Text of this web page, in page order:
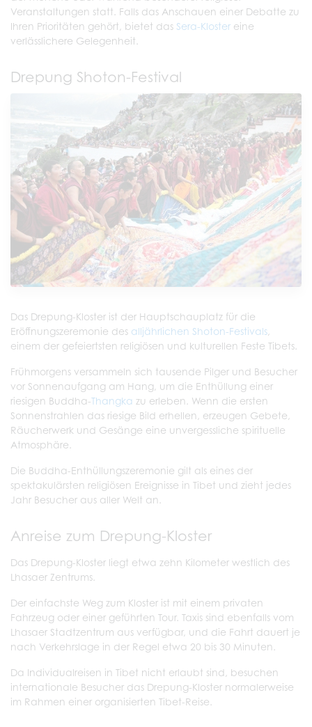
Veranstaltungen statt. Falls das Anschauen einer Debatte zu
Ihren Prioritäten gehört, bietet das Sera-Kloster eine
verlässlichere Gelegenheit.
Drepung Shoton-Festival
Das Drepung-Kloster ist der Hauptschauplatz für die
Eröffnungszeremonie des alljährlichen Shoton-Festivals,
einem der gefeiertsten religiösen und kulturellen Feste Tibets.
Frühmorgens versammeln sich tausende Pilger und Besucher
vor Sonnenaufgang am Hang, um die Enthüllung einer
riesigen Buddha-Thangka zu erleben. Wenn die ersten
Sonnenstrahlen das riesige Bild erhellen, erzeugen Gebete,
Räucherwerk und Gesänge eine unvergessliche spirituelle
Atmosphäre.
Die Buddha-Enthüllungszeremonie gilt als eines der
spektakulärsten religiösen Ereignisse in Tibet und zieht jedes
Jahr Besucher aus aller Welt an.
Anreise zum Drepung-Kloster
Das Drepung-Kloster liegt etwa zehn Kilometer westlich des
Lhasaer Zentrums.
Der einfachste Weg zum Kloster ist mit einem privaten
Fahrzeug oder einer geführten Tour. Taxis sind ebenfalls vom
Lhasaer Stadtzentrum aus verfügbar, und die Fahrt dauert je
nach Verkehrslage in der Regel etwa 20 bis 30 Minuten.
Da Individualreisen in Tibet nicht erlaubt sind, besuchen
internationale Besucher das Drepung-Kloster normalerweise
im Rahmen einer organisierten Tibet-Reise.